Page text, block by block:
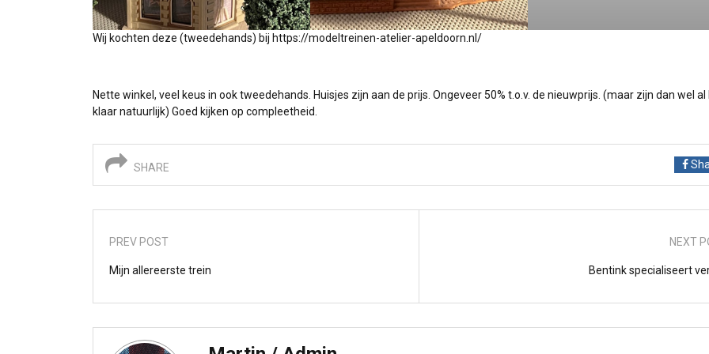
Wij kochten deze (tweedehands) bij https://modeltreinen-atelier-apeldoorn.nl/
Nette winkel, veel keus in ook tweedehands. Huisjes zijn aan de prijs. Ongeveer 50% t.o.v. de nieuwprijs. (maar zijn dan wel al
klaar natuurlijk) Goed kijken op compleetheid.
SHARE
PREV POST
Mijn allereerste trein
NEXT
Bentink specialiseert